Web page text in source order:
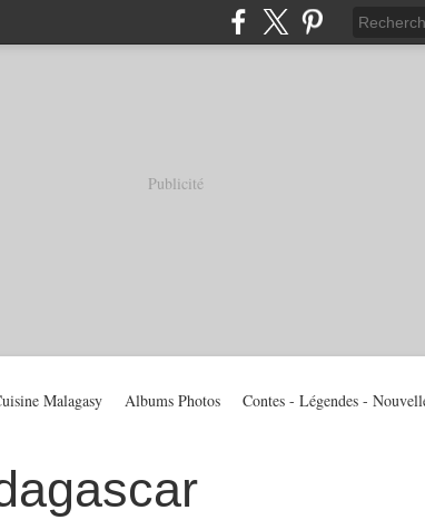
Publicité
Malagasy Albums Photos Contes - Légendes -